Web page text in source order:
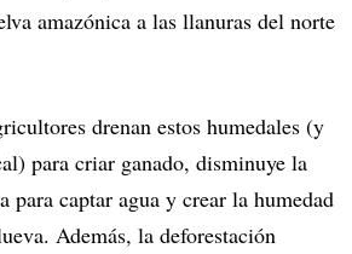
amazónica a las llanuras del norte
drenan estos humedales (y
para criar ganado, disminuye la
para captar agua y crear la humedad
Además, la deforestación